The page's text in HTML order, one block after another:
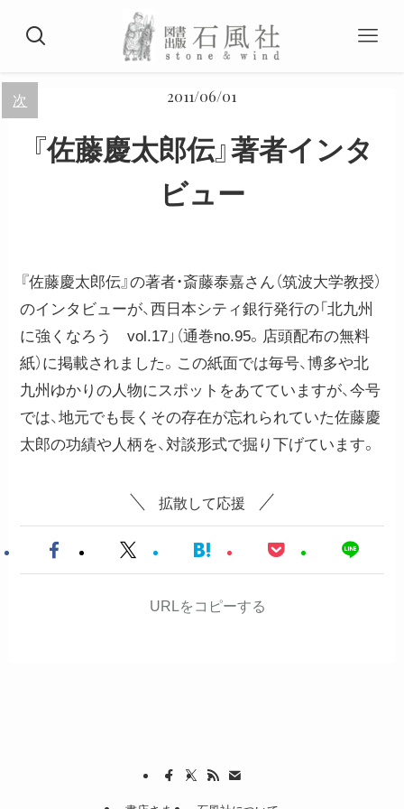
次 2011/06/01
『佐藤慶太郎伝』著者インタ
ビュー
『佐藤慶太郎伝』の著者・斎藤泰嘉さん（筑波大学教授）
のインタビューが、西日本シティ銀行発行の「北九州
に強くなろう vol.17」（通巻no.95。店頭配布の無料
紙）に掲載されました。この紙面では毎号、博多や北
九州ゆかりの人物にスポットをあてていますが、今号
では、地元でも長くその存在が忘れられていた佐藤慶
太郎の功績や人柄を、対談形式で掘り下げています。
拡散して応援
URLをコピーする